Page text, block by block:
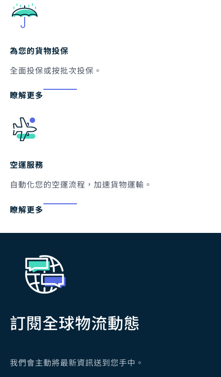
為您的貨物投保
全面投保或按批次投保。
瞭解更多
空運服務
自動化您的空運流程，加速貨物運輸。
瞭解更多
訂閱全球物流動態
我們會主動將最新資訊送到您手中。